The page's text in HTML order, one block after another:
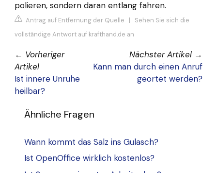
polieren, sondern daran entlang fahren.
Antrag auf Entfernung der Quelle | Sehen Sie sich die
vollständige Antwort auf krafthand.de an
← Vorheriger
Artikel
Ist innere Unruhe
heilbar?
Nächster Artikel →
Kann man durch einen Anruf
geortet werden?
Ähnliche Fragen
Wann kommt das Salz ins Gulasch?
Ist OpenOffice wirklich kostenlos?